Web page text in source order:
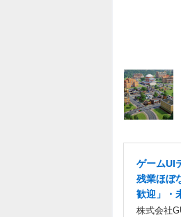
ゲームUI
残業ほぼ
歓迎」・
株式会社